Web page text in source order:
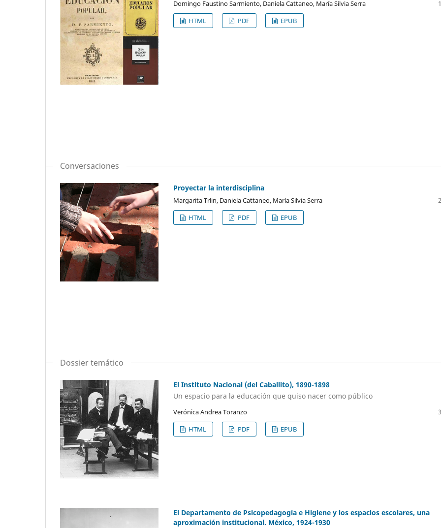
Domingo Faustino Sarmiento, Daniela Cattaneo, María Silvia Serra
HTML
PDF EPUB
Conversaciones
Proyectar la interdisciplina
Margarita Trlin, Daniela Cattaneo, María Silvia Serra
HTML
PDF EPUB
Dossier temático
El Instituto Nacional (del Caballito), 1890-1898
Un espacio para la educación que quiso nacer como público
Verónica Andrea Toranzo
HTML
PDF EPUB
El Departamento de Psicopedagogía e Higiene y los espacios escolares, una
aproximación institucional. México, 1924-1930